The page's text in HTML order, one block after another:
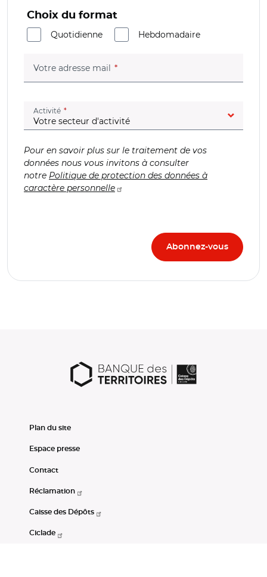
Choix du format
Quotidienne
Hebdomadaire
Votre adresse mail (champ obligatoire)
Activité (champ obligatoire)
Pour en savoir plus sur le traitement de vos
données nous vous invitons à consulter
notre Politique de protection des données à
caractère personnelle
Plan du site
Espace presse
Contact
Réclamation
Caisse des Dépôts
Ciclade